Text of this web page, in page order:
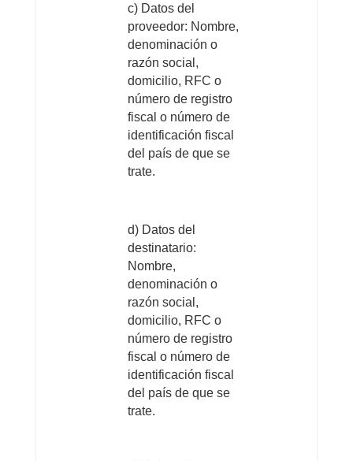
c) Datos del
proveedor: Nombre,
denominación o
razón social,
domicilio, RFC o
número de registro
fiscal o número de
identificación fiscal
del país de que se
trate.
d) Datos del
destinatario:
Nombre,
denominación o
razón social,
domicilio, RFC o
número de registro
fiscal o número de
identificación fiscal
del país de que se
trate.